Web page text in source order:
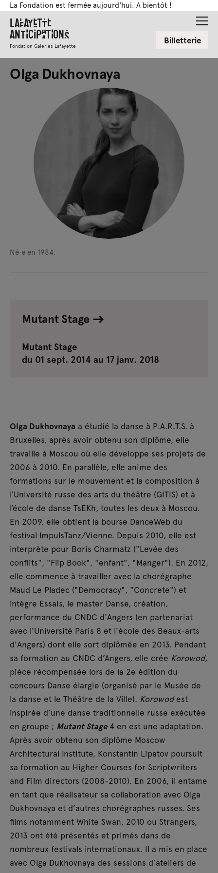
La Fondation est fermée aujourd'hui. A bientôt !
Lafayette
Anticipations
Fondation Galeries Lafayette Billetterie
Olga Dukhovnaya
Né·e en 1984.
Mutant Stage
Mutant Stage
du 01 sept. 2014 au 17 janv. 2018
Olga Dukhovnaya a étudié la danse à P.A.R.T.S. à
Bruxelles, après avoir obtenu son diplôme, elle
travaille à Moscou où elle développe ses projets de
2006 à 2010. En parallèle, elle anime des
formations sur le mouvement et la composition à
l’Université russe des arts du théâtre (GITIS) et à
l’école de danse TsEKh, toutes les deux à Moscou.
En 2009, elle obtient la bourse DanceWeb du
festival ImpulsTanz/Vienne. Depuis 2010, elle est
interprète pour Boris Charmatz ("Levée des
conflits", "Flip Book", "enfant", "Manger"). En 2012,
elle commence à travailler avec la chorégraphe
Maud Le Pladec ("Democracy", "Concrete") et
intègre Essais, le master Danse, création,
performance du CNDC d'Angers (en partenariat
avec l'Université Paris 8 et l'école des Beaux-arts
d'Angers) dont elle sort diplômée en 2013. Pendant
sa formation au CNDC d’Angers, elle crée Korowod,
pièce récompensée lors de la 2e édition du
concours Danse élargie (organisé par le Musée de
la danse et le Théâtre de la Ville). Korowodest
inspirée d’une danse traditionnelle russe exécutée
en groupe ; Mutant Stage4 en est une adaptation.
Après avoir obtenu son diplôme Moscow
Architectural Institute, Konstantin Lipatov poursuit
sa formation au Higher Courses for Scriptwriters
and Film directors (2008-2010). En 2006, il entame
en tant que réalisateur sa collaboration avec Olga
Dukhovnaya et d’autres chorégraphes russes. Ses
films notamment White Swan, 2010 ou Strangers,
2013 ont été présentés et primés dans de
nombreux festivals internationaux. Il a mis en place
avec Olga Dukhovnaya des sessions d’ateliers de